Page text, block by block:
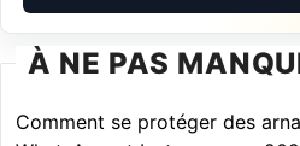
À NE PAS
Comment se protéger des